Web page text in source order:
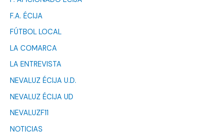
F.A. ÉCIJA
FÚTBOL LOCAL
LA COMARCA
LA ENTREVISTA
NEVALUZ ÉCIJA U.D.
NEVALUZ ÉCIJA UD
NEVALUZF11
NOTICIAS